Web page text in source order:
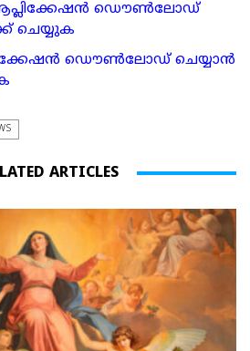
ഡൌണ്‍ലോഡ്
ചെയ്യുക
ഡൌണ്‍ലോഡ് ചെയ്യാന്‍
ARTICLES